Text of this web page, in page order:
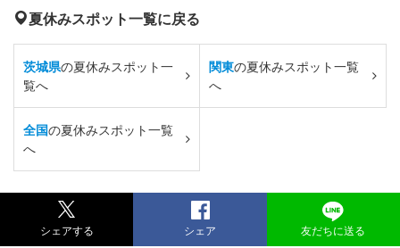
夏休みスポット一覧に戻る
茨城県の夏休みスポット一
覧へ
関東の夏休みスポット一覧
へ
全国の夏休みスポット一覧
へ
シェアする シェア 友だちに送る